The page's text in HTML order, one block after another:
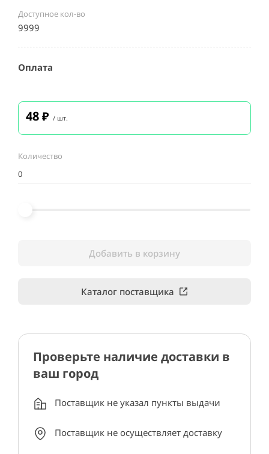
Доступное кол-во
9999
Оплата
48₽ / шт.
Количество
Добавить в корзину
Каталог поставщика
Проверьте наличие доставки в
ваш город
Поставщик не указал пункты выдачи
Поставщик не осуществляет доставку